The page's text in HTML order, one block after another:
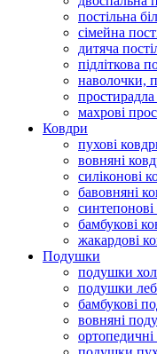
постільна
сімейна
дитяча
підліткова
наволочки,
махрові
Ковдри
пухові
вовняні
силіконові
бавовняні
бамбукові
жакардові
Подушки
подушки
подушки
бамбукові
вовняні